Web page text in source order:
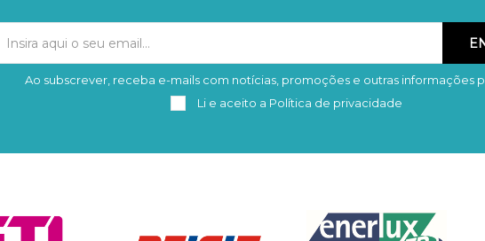
Subscrever Remover
Ao subscrever, receba e-mails com notícias, promoções e outras informações
Li e aceito a Política de privacidade